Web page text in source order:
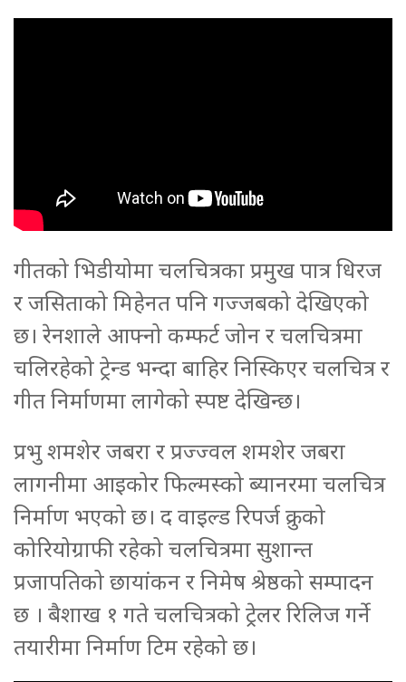
गीतको भिडीयोमा चलचित्रका प्रमुख पात्र धिरज
र जसिताको मिहेनत पनि गज्जबको देखिएको
छ। रेनशाले आफ्नो कम्फर्ट जोन र चलचित्रमा
चलिरहेको ट्रेन्ड भन्दा बाहिर निस्किएर चलचित्र र
गीत निर्माणमा लागेको स्पष्ट देखिन्छ।
प्रभु शमशेर जबरा र प्रज्ज्वल शमशेर जबरा
लागनीमा आइकोर फिल्मस्को ब्यानरमा चलचित्र
निर्माण भएको छ। द वाइल्ड रिपर्ज क्रुको
कोरियोग्राफी रहेको चलचित्रमा सुशान्त
प्रजापतिको छायांकन र निमेष श्रेष्ठको सम्पादन
छ । बैशाख १ गते चलचित्रको ट्रेलर रिलिज गर्ने
तयारीमा निर्माण टिम रहेको छ।